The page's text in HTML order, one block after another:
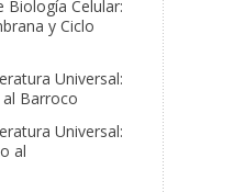
Biología Celular:
y Ciclo
Universal:
Barroco
Universal:
al